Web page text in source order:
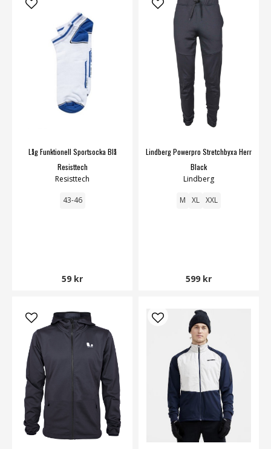
Låg Funktionell Sportsocka Blå
Resisttech
Resisttech
43-46
59 kr
Lindberg Powerpro Stretchbyxa Herr
Black
Lindberg
M XL XXL
599 kr